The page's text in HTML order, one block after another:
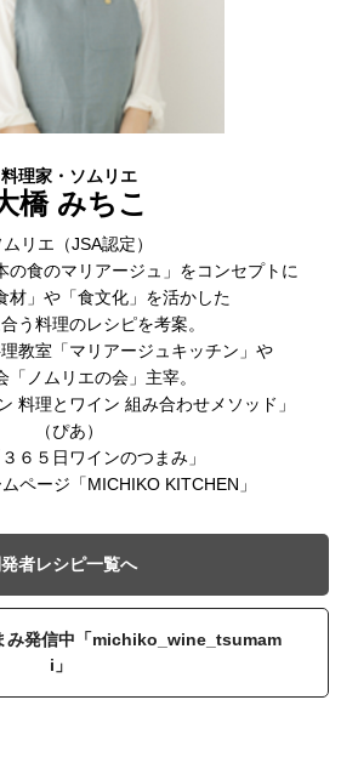
料理家・ソムリエ
橋 みちこ
ムリエ（JSA認定）
の食のマリアージュ」をコンセプトに
材」や「食文化」を活かした
う料理のレシピを考案。
教室「マリアージュキッチン」や
「ノムリエの会」主宰。
料理とワイン 組み合わせメソッド」
（ぴあ）
６５日ワインのつまみ」
ページ「MICHIKO KITCHEN」
発者レシピ一覧へ
み発信中「michiko_wine_tsumam
i」